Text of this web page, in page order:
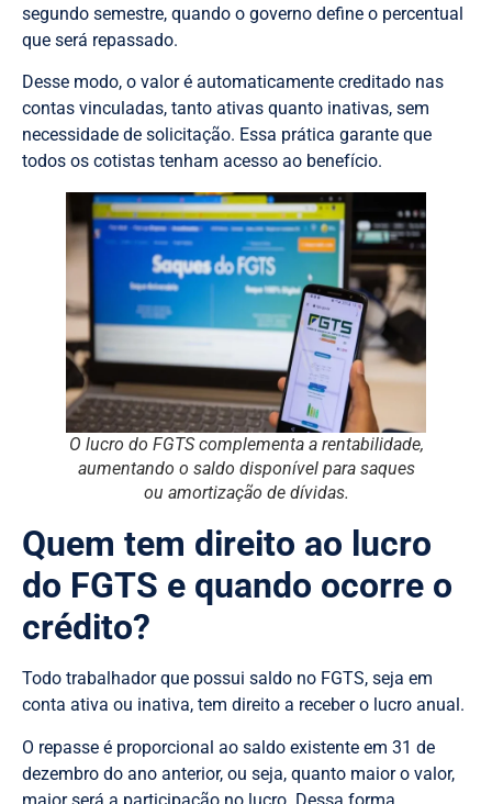
segundo semestre, quando o governo define o percentual
que será repassado.
Desse modo, o valor é automaticamente creditado nas
contas vinculadas, tanto ativas quanto inativas, sem
necessidade de solicitação. Essa prática garante que
todos os cotistas tenham acesso ao benefício.
O lucro do FGTS complementa a rentabilidade,
aumentando o saldo disponível para saques
ou amortização de dívidas.
Quem tem direito ao lucro
do FGTS e quando ocorre o
crédito?
Todo trabalhador que possui saldo no FGTS, seja em
conta ativa ou inativa, tem direito a receber o lucro anual.
O repasse é proporcional ao saldo existente em 31 de
dezembro do ano anterior, ou seja, quanto maior o valor,